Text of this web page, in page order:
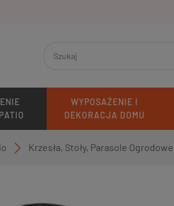
WYPOSAŻENIE I
DEKORACJA DOMU
Krzesła, Stoły, Parasole Ogrodowe